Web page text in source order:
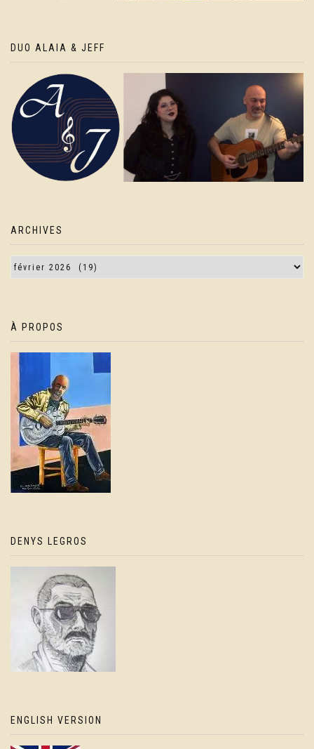
DUO ALAIA & JEFF
ARCHIVES
À PROPOS
DENYS LEGROS
ENGLISH VERSION